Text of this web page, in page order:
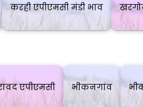
करही एपीएमसी मंडी भाव
एपीएमसी भीकनगांव